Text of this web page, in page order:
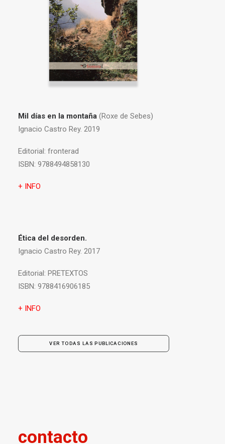
Mil días en la montaña (Roxe de Sebes)
Ignacio Castro Rey. 2019
Editorial: fronterad
ISBN: 9788494858130
+ INFO
Ética del desorden.
Ignacio Castro Rey. 2017
Editorial: PRETEXTOS
ISBN: 9788416906185
+ INFO
VER TODAS LAS PUBLICACIONES
contacto